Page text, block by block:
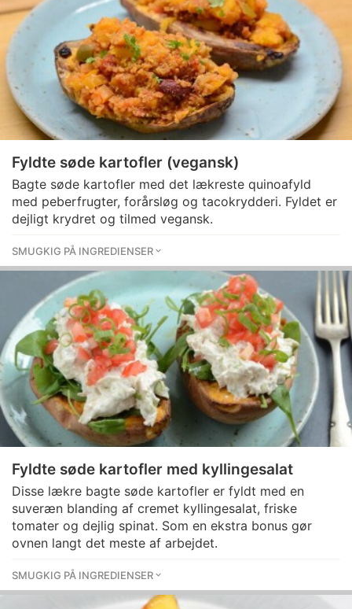
Fyldte søde kartofler (vegansk)
Bagte søde kartofler med det lækreste quinoafyld
med peberfrugter, forårsløg og tacokrydderi. Fyldet er
dejligt krydret og tilmed vegansk.
SMUGKIG PÅ INGREDIENSER
Fyldte søde kartofler med kyllingesalat
Disse lækre bagte søde kartofler er fyldt med en
suveræn blanding af cremet kyllingesalat, friske
tomater og dejlig spinat. Som en ekstra bonus gør
ovnen langt det meste af arbejdet.
SMUGKIG PÅ INGREDIENSER